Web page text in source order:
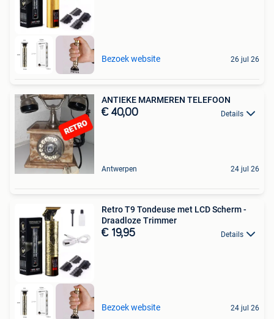
Bezoek website 26 jul 26
ANTIEKE MARMEREN TELEFOON
€ 40,00 Details
Antwerpen 24 jul 26
Retro T9 Tondeuse met LCD Scherm -
Draadloze Trimmer
€ 19,95 Details
Bezoek website 24 jul 26